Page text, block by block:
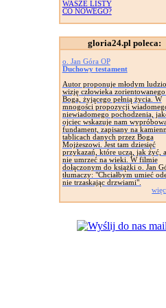
WASZE LISTY
CO NOWEGO?
gloria24.pl poleca:
o. Jan Góra OP
Duchowy testament
Autor proponuje młodym
wizję człowieka zorientowanego
Boga, żyjącego pełnią życia. W
mnogości propozycji
niewiadomego pochodzenia,
ojciec wskazuje nam
fundament, zapisany na
tablicach danych przez Boga
Mojżeszowi. Jest tam dziesięć
przykazań, które uczą, jak żyć,
nie umrzeć na wieki. W filmie
dołączonym do książki o. Jan
tłumaczy: "Chciałbym umieć
nie trzaskając drzwiami".